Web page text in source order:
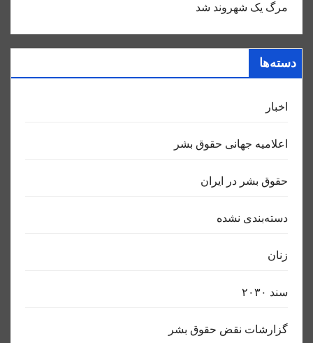
مرگ یک شهروند شد
دسته‌ها
اخبار
اعلاميه جهانی حقوق بشر
حقوق بشر در ایران
دسته‌بندی نشده
زنان
سند ٢٠٣٠
گزارشات نقض حقوق بشر